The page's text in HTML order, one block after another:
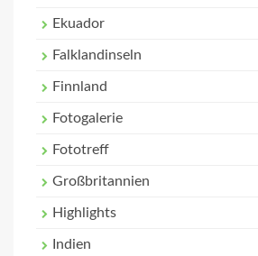
Ekuador
Falklandinseln
Finnland
Fotogalerie
Fototreff
Großbritannien
Highlights
Indien